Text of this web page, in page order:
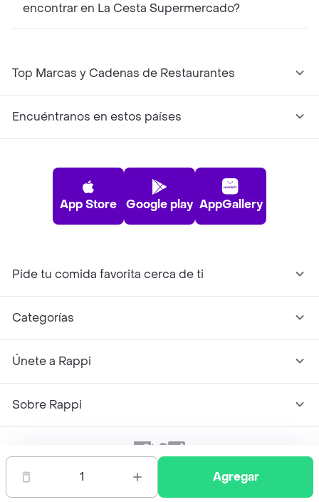
1 Agregar
encontrar en La Cesta Supermercado?
Top Marcas y Cadenas de Restaurantes
Encuéntranos en estos países
App Store Google play AppGallery
Pide tu comida favorita cerca de ti
Categorías
Únete a Rappi
Sobre Rappi
Facebook
TwitterInstagram
2026 Rappi Inc. All rights reserved.